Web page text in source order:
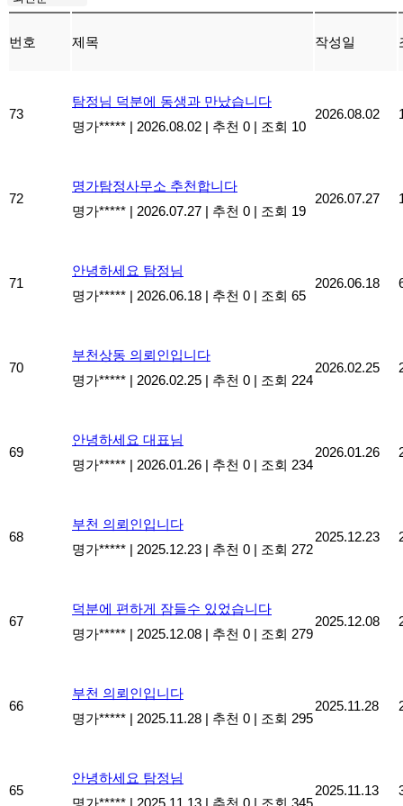
번호 제목 작성일
73
탐정님 덕분에 동생과 만났습니다
명가***** | 2026.08.02 | 추천 0 | 조회 10
2026.08.02
72
명가탐정사무소 추천합니다
명가***** | 2026.07.27 | 추천 0 | 조회 19
2026.07.27
71
안녕하세요 탐정님
명가***** | 2026.06.18 | 추천 0 | 조회 65
2026.06.18
70
부천상동 의뢰인입니다
명가***** | 2026.02.25 | 추천 0 | 조회 224
2026.02.25
69
안녕하세요 대표님
명가***** | 2026.01.26 | 추천 0 | 조회 234
2026.01.26
68
부천 의뢰인입니다
명가***** | 2025.12.23 | 추천 0 | 조회 272
2025.12.23
67
덕분에 편하게 잠들수 있었습니다
명가***** | 2025.12.08 | 추천 0 | 조회 279
2025.12.08
66
부천 의뢰인입니다
명가***** | 2025.11.28 | 추천 0 | 조회 295
2025.11.28
65
안녕하세요 탐정님
명가***** | 2025.11.13 | 추천 0 | 조회 345
2025.11.13